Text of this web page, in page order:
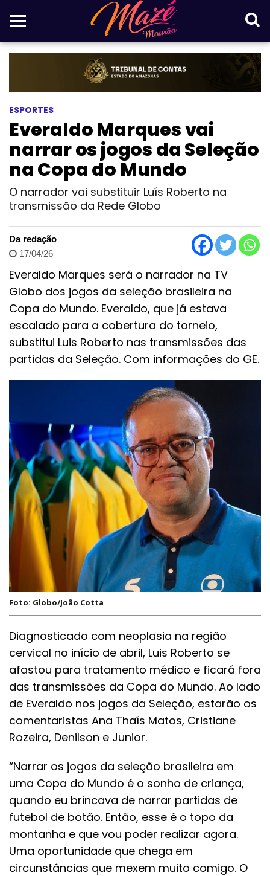
ESPORTES
Everaldo Marques vai
narrar os jogos da Seleção
na Copa do Mundo
O narrador vai substituir Luís Roberto na
transmissão da Rede Globo
Da redação
17/04/26
Everaldo Marques será o narrador na TV
Globo dos jogos da seleção brasileira na
Copa do Mundo. Everaldo, que já estava
escalado para a cobertura do torneio,
substitui Luis Roberto nas transmissões das
partidas da Seleção. Com informações do GE.
Foto: Globo/João Cotta
Diagnosticado com neoplasia na região
cervical no início de abril, Luis Roberto se
afastou para tratamento médico e ficará fora
das transmissões da Copa do Mundo. Ao lado
de Everaldo nos jogos da Seleção, estarão os
comentaristas Ana Thaís Matos, Cristiane
Rozeira, Denilson e Junior.
“Narrar os jogos da seleção brasileira em
uma Copa do Mundo é o sonho de criança,
quando eu brincava de narrar partidas de
futebol de botão. Então, esse é o topo da
montanha e que vou poder realizar agora.
Uma oportunidade que chega em
circunstâncias que mexem muito comigo. O